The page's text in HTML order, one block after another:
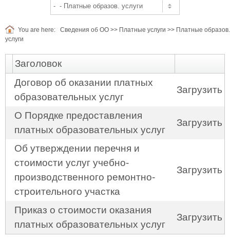
You are here: Сведения об ОО >> Платные услуги >> Платные образов.
услуги
Заголовок
Договор об оказании платных
образовательных услуг
Загрузить
О Порядке предоставления
платных образовательных услуг
Загрузить
Об утверждении перечня и
стоимости услуг учебно-
производственного ремонтно-
строительного участка
Загрузить
Приказ о стоимости оказания
платных образовательных услуг
Загрузить